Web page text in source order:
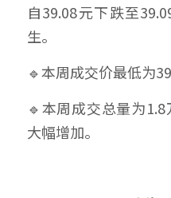
自39.08元下跌至
生。
🔹本周成交价最低为
🔹本周成交总量为
大幅增加。